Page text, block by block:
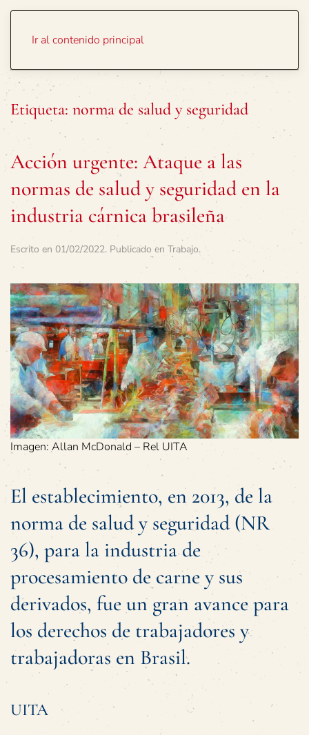
Ir al contenido principal
Etiqueta: norma de salud y seguridad
Acción urgente: Ataque a las
normas de salud y seguridad en la
industria cárnica brasileña
Escrito en 01/02/2022. Publicado en Trabajo.
Imagen: Allan McDonald – Rel UITA
El establecimiento, en 2013, de la
norma de salud y seguridad (NR
36), para la industria de
procesamiento de carne y sus
derivados, fue un gran avance para
los derechos de trabajadores y
trabajadoras en Brasil.
UITA